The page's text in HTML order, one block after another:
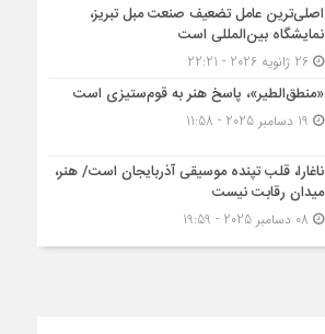
اصلی‌ترین عامل تضعیف صنعت مبل تبریز،
نمایشگاه بین‌المللی است
26 ژانویه 2026 - 22:21
«منطق‌الطیر»، پاسخ هنر به قوم‌ستیزی است
ناغارا، قلب تپنده موسیقی آذربایجان است/ هنر،
میدان رقابت نیست